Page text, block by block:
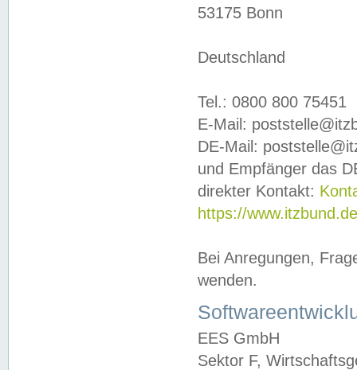
53175 Bonn
Deutschland
Tel.: 0800 800 75451
E-Mail:
DE-Mail:
und Empfänger das
direkter Kontakt:
https://
Bei Anregungen,
wenden.
EES GmbH
Sektor F,